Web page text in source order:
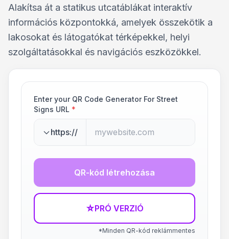
Alakítsa át a statikus utcatáblákat interaktív
információs központokká, amelyek összekötik a
lakosokat és látogatókat térképekkel, helyi
szolgáltatásokkal és navigációs eszközökkel.
Enter your QR Code Generator For Street
Signs URL *
https://
QR-kód létrehozása
☆PRÓ VERZIÓ
*Minden QR-kód reklámmentes